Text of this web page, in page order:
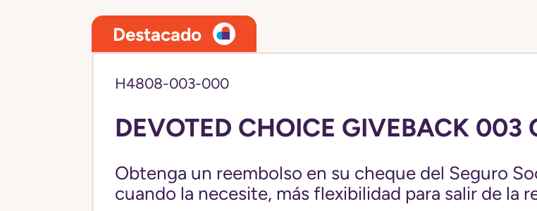
Destacado
H4808-003-000
DEVOTED CHOICE GIVEBACK 003
Obtenga un reembolso en su cheque del Seguro
cuando la necesite, más flexibilidad para salir de la